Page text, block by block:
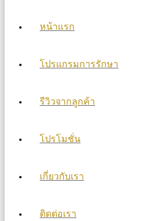
หน้าแรก
โปรแกรมการรักษา
รีวิวจากลูกค้า
โปรโมชั่น
เกี่ยวกับเรา
ติดต่อเรา